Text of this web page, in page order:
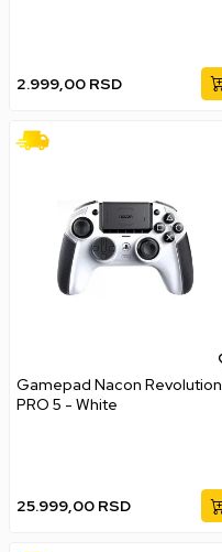
2.999,00 RSD
Gamepad Nacon Revolution
PRO 5 - White
25.999,00 RSD